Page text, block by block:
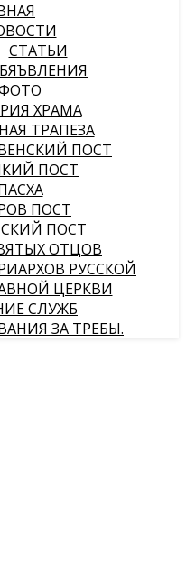
СТАТЬИ
ХРАМА
ТРАПЕЗА
ПОСТ
ПОСТ
ПОСТ
ПОСТ
ОТЦОВ
РУССКОЙ
ЦЕРКВИ
СЛУЖБ
ЗА ТРЕБЫ.